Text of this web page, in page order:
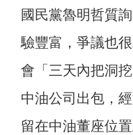
國民黨魯明哲質
驗豐富，爭議也
會「三天內把洞
中油公司出包，
留在中油董座位